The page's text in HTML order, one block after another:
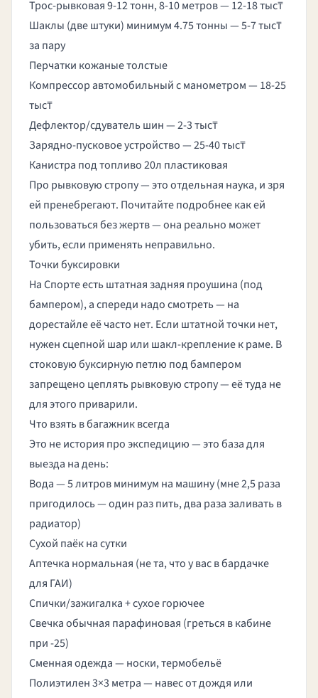
Трос-рывковая 9-12 тонн, 8-10 метров — 12-18 тыс₸
Шаклы (две штуки) минимум 4.75 тонны — 5-7 тыс₸
за пару
Перчатки кожаные толстые
Компрессор автомобильный с манометром — 18-25
тыс₸
Дефлектор/сдуватель шин — 2-3 тыс₸
Зарядно-пусковое устройство — 25-40 тыс₸
Канистра под топливо 20л пластиковая
Про рывковую стропу — это отдельная наука, и зря
ей пренебрегают. Почитайте подробнеекак ей
пользоваться без жертв— она реально может
убить, если применять неправильно.
Точки буксировки
На Спорте есть штатная задняя проушина (под
бампером), а спереди надо смотреть — на
дорестайле её часто нет. Если штатной точки нет,
нужен сцепной шар или шакл-крепление к раме. В
стоковую буксирную петлю под бампером
запрещено цеплять рывковую стропу — её туда не
для этого приварили.
Что взять в багажник всегда
Это не история про экспедицию — это база для
выезда на день:
Вода — 5 литров минимум на машину (мне 2,5 раза
пригодилось — один раз пить, два раза заливать в
радиатор)
Сухой паёк на сутки
Аптечка нормальная (не та, что у вас в бардачке
для ГАИ)
Спички/зажигалка + сухое горючее
Свечка обычная парафиновая (греться в кабине
при -25)
Сменная одежда — носки, термобельё
Полиэтилен 3×3 метра — навес от дождя или